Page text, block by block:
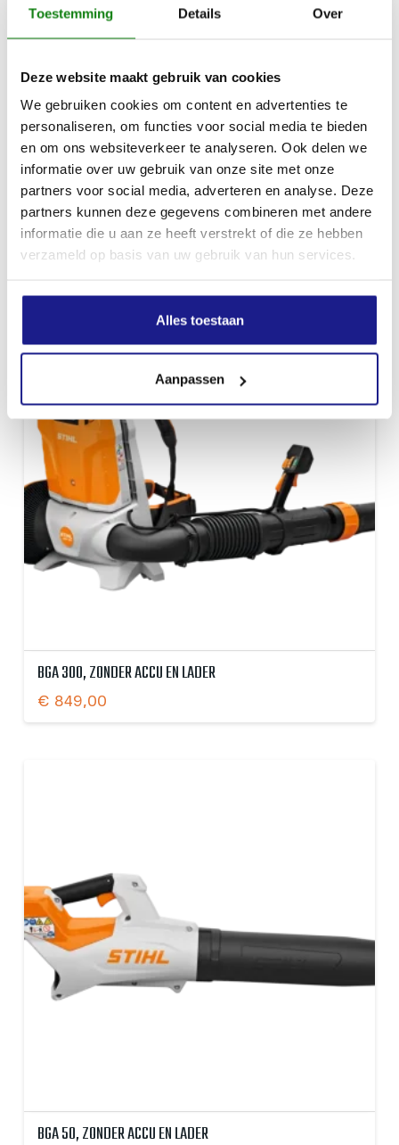
Toestemming Details Over
Deze website maakt gebruik van cookies
We gebruiken cookies om content en advertenties te
personaliseren, om functies voor social media te bieden
en om ons websiteverkeer te analyseren. Ook delen we
informatie over uw gebruik van onze site met onze
partners voor social media, adverteren en analyse. Deze
partners kunnen deze gegevens combineren met andere
informatie die u aan ze heeft verstrekt of die ze hebben
verzameld op basis van uw gebruik van hun services.
Alles toestaan
Aanpassen
BGA 30, ZONDER ACCU EN LADER
€109,00
BGA 300, ZONDER ACCU EN LADER
€ 849,00
BGA 50, ZONDER ACCU EN LADER